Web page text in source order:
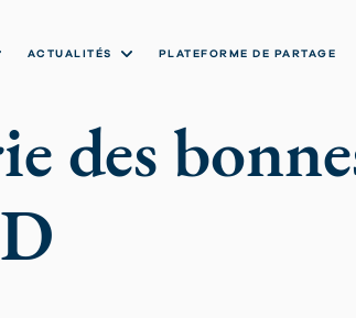
ACTUALITÉS PLATEFORME DE PARTAGE
des